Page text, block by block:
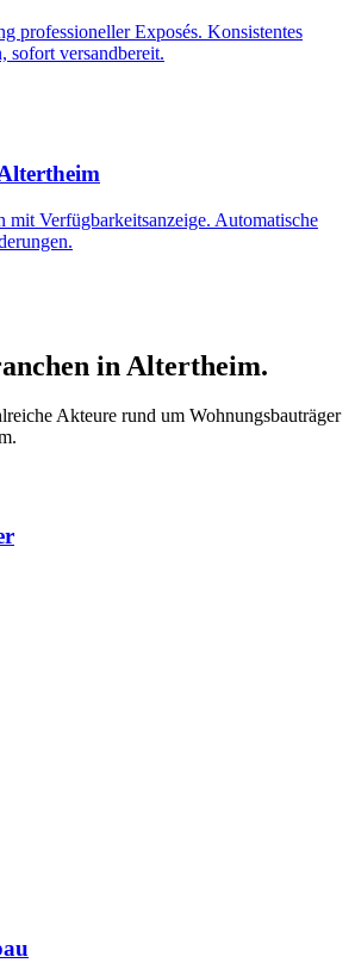
professioneller Exposés. Konsistentes
sofort versandbereit.
mit Verfügbarkeitsanzeige. Automatische
in Altertheim.
Akteure rund um Wohnungsbauträger